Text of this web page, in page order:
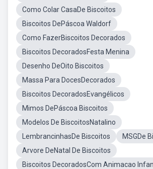
Como Colar CasaDe Biscoitos
Biscoitos DePáscoa Waldorf
Como FazerBiscoitos Decorados
Biscoitos DecoradosFesta Menina
Desenho DeOito Biscoitos
Massa Para DocesDecorados
Biscoitos DecoradosEvangélicos
Mimos DePáscoa Biscoitos
Modelos De BiscoitosNatalino
LembrancinhasDe Biscoitos
MSGDe
Arvore DeNatal De Biscoitos
Biscoitos DecoradosCom Animacao